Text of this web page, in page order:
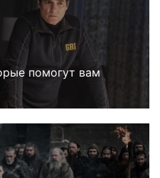
помогут вам